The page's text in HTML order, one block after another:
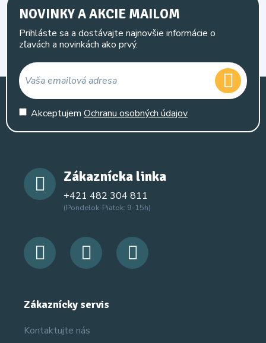
NOVINKY A AKCIE MAILOM
Prihláste sa a dostávajte najnovšie informácie o
zľavách a novinkách ako prvý.
Akceptujem Ochranu osobných údajov
Zákaznícka linka
+421 482 304 811
(Pondelok-Piatok: 9-15h)
Zákaznícky servis
Kontaktujte nás